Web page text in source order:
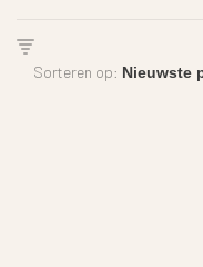
Sorteren op: